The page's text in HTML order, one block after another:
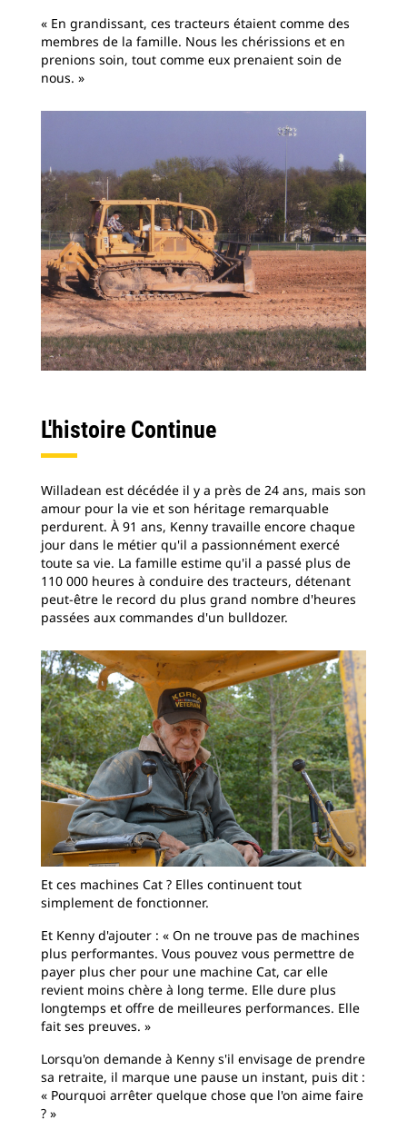
« En grandissant, ces tracteurs étaient comme des
membres de la famille. Nous les chérissions et en
prenions soin, tout comme eux prenaient soin de
nous. »
L'histoire Continue
Willadean est décédée il y a près de 24 ans, mais son
amour pour la vie et son héritage remarquable
perdurent. À 91 ans, Kenny travaille encore chaque
jour dans le métier qu'il a passionnément exercé
toute sa vie. La famille estime qu'il a passé plus de
110 000 heures à conduire des tracteurs, détenant
peut-être le record du plus grand nombre d'heures
passées aux commandes d'un bulldozer.
Et ces machines Cat ? Elles continuent tout
simplement de fonctionner.
Et Kenny d'ajouter : « On ne trouve pas de machines
plus performantes. Vous pouvez vous permettre de
payer plus cher pour une machine Cat, car elle
revient moins chère à long terme. Elle dure plus
longtemps et offre de meilleures performances. Elle
fait ses preuves. »
Lorsqu'on demande à Kenny s'il envisage de prendre
sa retraite, il marque une pause un instant, puis dit :
« Pourquoi arrêter quelque chose que l'on aime faire
? »